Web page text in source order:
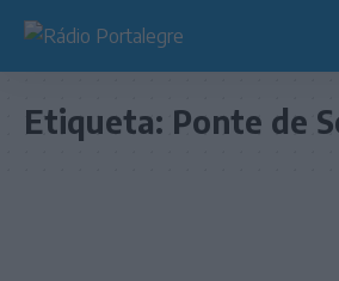
Etiqueta: Ponte de